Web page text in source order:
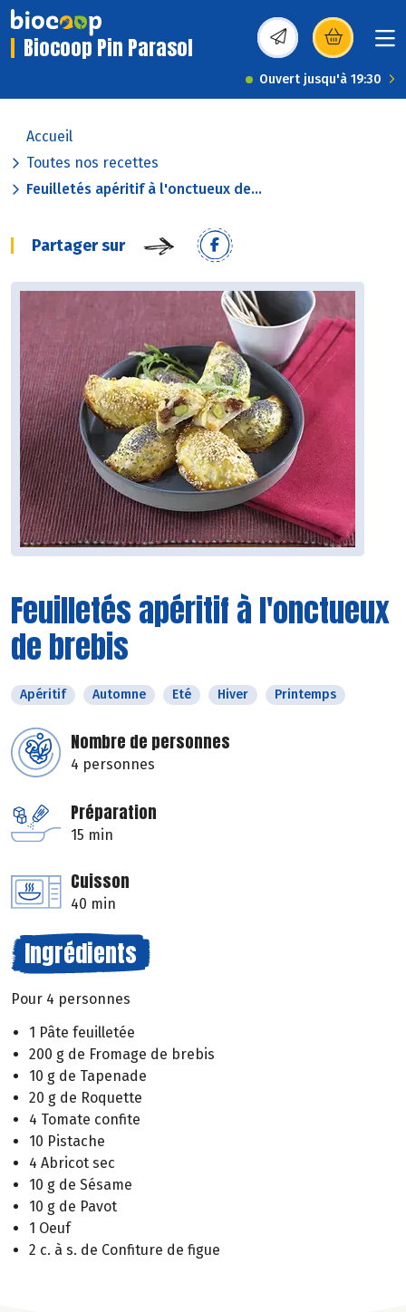
Biocoop Pin Parasol (s’ouvre dans une
Ouvert jusqu'à 19:30
Accueil
Toutes nos recettes
Feuilletés apéritif à l'onctueux de...
Partager sur
Feuilletés apéritif à l'onctueux
de brebis
Apéritif Automne Eté Hiver Printemps
Nombre de personnes
4 personnes
Préparation
15 min
Cuisson
40 min
Ingrédients
Pour 4 personnes
1 Pâte feuilletée
200 g de Fromage de brebis
10 g de Tapenade
20 g de Roquette
4 Tomate confite
10 Pistache
4 Abricot sec
10 g de Sésame
10 g de Pavot
1 Oeuf
2 c. à s. de Confiture de figue